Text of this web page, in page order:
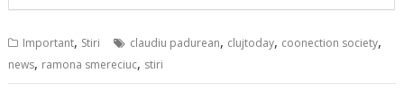
Important, Stiri claudiu padurean, clujtoday, coonection society,
news, ramona smereciuc, stiri